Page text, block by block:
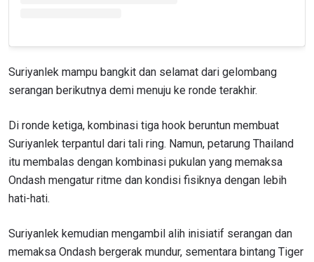
Suriyanlek mampu bangkit dan selamat dari gelombang
serangan berikutnya demi menuju ke ronde terakhir.
Di ronde ketiga, kombinasi tiga hook beruntun membuat
Suriyanlek terpantul dari tali ring. Namun, petarung Thailand
itu membalas dengan kombinasi pukulan yang memaksa
Ondash mengatur ritme dan kondisi fisiknya dengan lebih
hati-hati.
Suriyanlek kemudian mengambil alih inisiatif serangan dan
memaksa Ondash bergerak mundur, sementara bintang Tiger